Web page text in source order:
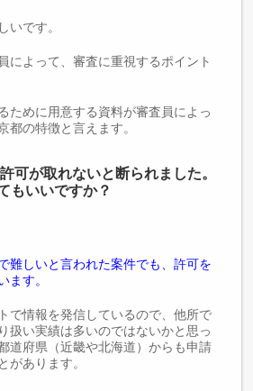
いです。
によって、審査に重視するポイント
ために用意する資料が審査員によっ
都の特徴と言えます。
可が取れないと断られました。
もいいですか？
難しいと言われた案件でも、許可を
ます。
で情報を発信しているので、他所で
扱い実績は多いのではないかと思っ
道府県（近畿や北海道）からも申請
があります。